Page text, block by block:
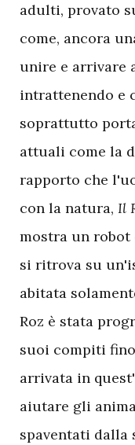
adulti, provato
come, ancora
unire e arrivare
intrattenendo e
soprattutto
attuali come la
rapporto che
con la natura, Il
mostra un robot
si ritrova su
abitata
Roz è stata
suoi compiti
arrivata in
aiutare gli
spaventati dalla